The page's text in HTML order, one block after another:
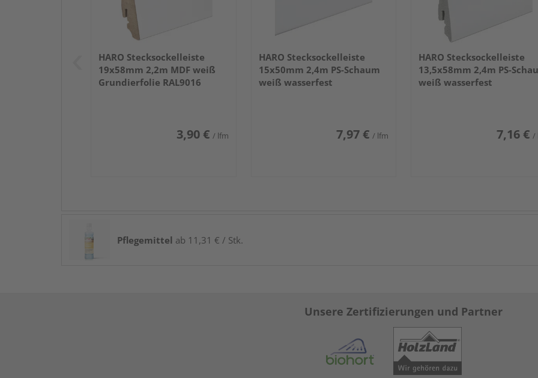
HARO Stecksockelleiste
19x58mm 2,2m MDF weiß
Grundierfolie RAL9016
3,90 € / lfm
HARO Stecksockelleiste
15x50mm 2,4m PS-Schaum
weiß wasserfest
7,97 € / lfm
HARO Stecksockelleiste
13,5x58mm 2,4m PS-
weiß wasserfest
7,16 € /
Pflegemittel ab 11,31 € / Stk.
Unsere Zertifizierungen und Partner